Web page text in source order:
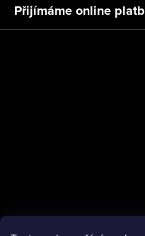
t
Přijímáme online